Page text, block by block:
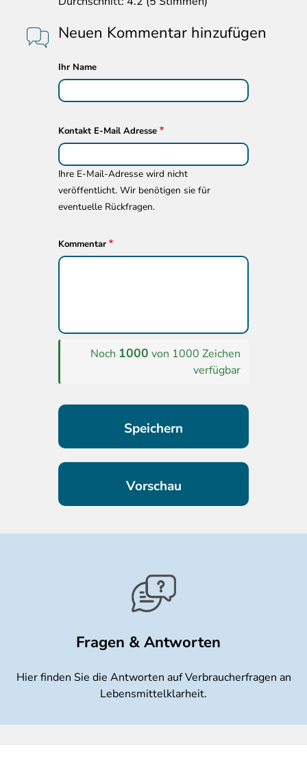
Neuen Kommentar hinzufügen
Ihr Name
Kontakt E-Mail Adresse
Ihre E-Mail-Adresse wird nicht
veröffentlicht. Wir benötigen sie für
eventuelle Rückfragen.
Kommentar
Noch 1000 von 1000 Zeichen
verfügbar
Fragen & Antworten
Hier finden Sie die Antworten auf Verbraucherfragen an
Lebensmittelklarheit.